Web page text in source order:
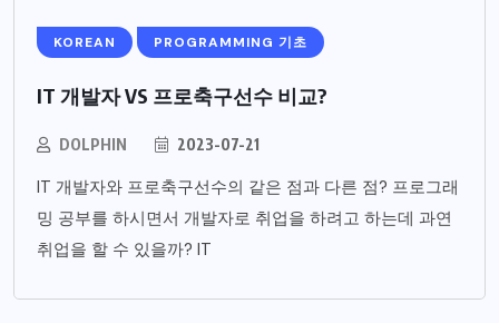
KOREAN PROGRAMMING 기초
IT 개발자 VS 프로축구선수 비교?
DOLPHIN 2023-07-21
IT 개발자와 프로축구선수의 같은 점과 다른 점? 프로그래
밍 공부를 하시면서 개발자로 취업을 하려고 하는데 과연
취업을 할 수 있을까? IT